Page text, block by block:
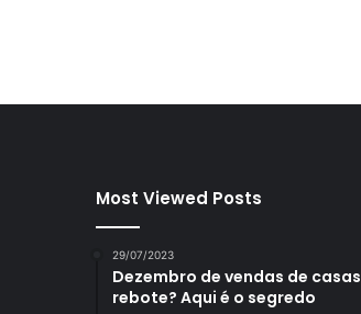
Most Viewed Posts
29/07/2023
Dezembro de vendas de casas
rebote? Aqui é o segredo